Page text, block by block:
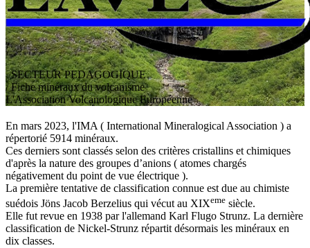
SECTEUR PEDAGOGIQUE
/ Fiche minéraux du volcanisme
L'AssociationVolcanologiqueEuropéenne
En mars 2023, l'IMA ( International Mineralogical Association ) a
répertorié 5914 minéraux.
Ces derniers sont classés selon des critères cristallins et chimiques
d'après la nature des groupes d’anions ( atomes chargés
négativement du point de vue électrique ).
La première tentative de classification connue est due au chimiste
suédois Jöns Jacob Berzelius qui vécut au XIXeme siècle.
Elle fut revue en 1938 par l'allemand Karl Flugo Strunz. La dernière
classification de Nickel-Strunz répartit désormais les minéraux en
dix classes.